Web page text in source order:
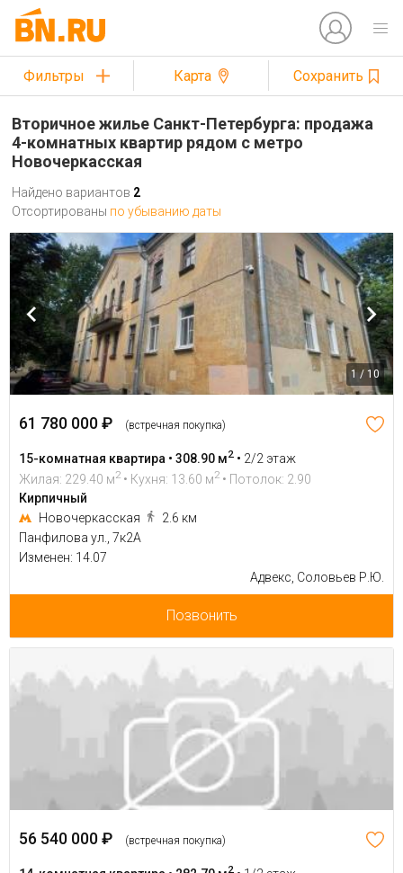
Фильтры Карта Сохранить
Вторичное жилье Санкт-Петербурга: продажа
4-комнатных квартир рядом с метро
Новочеркасская
Найдено вариантов 2
Отсортированы по убыванию даты
1 / 10
61 780 000 ₽ (встречная покупка)
15-комнатная квартира • 308.90 м2 • 2/2 этаж
Жилая: 229.40 м2 • Кухня: 13.60 м2 • Потолок: 2.90
Кирпичный
Новочеркасская
2.6 км
Панфилова ул., 7к2А
Изменен: 14.07
Адвекс, Соловьев Р.Ю.
Позвонить
56 540 000 ₽ (встречная покупка)
2